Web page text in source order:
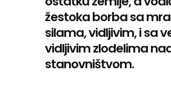
žestoka borba sa
silama, vidljivim, i sa
vidljivim zlodelima
stanovništvom.